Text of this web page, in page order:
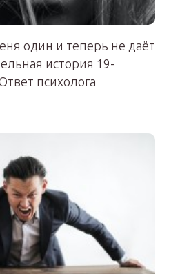
один и теперь не даёт
история 19-
психолога